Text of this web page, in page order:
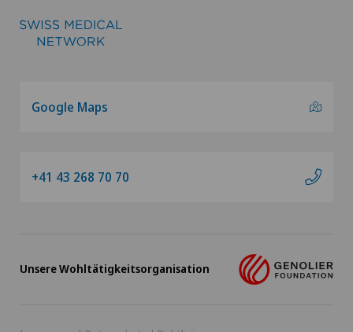
Google Maps
+41 43 268 70 70
Unsere Wohltätigkeitsorganisation